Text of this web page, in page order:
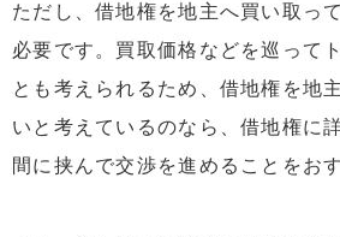
ただし、借地権を地主へ買い取っ
必要です。買取価格などを巡って
とも考えられるため、借地権を地
いと考えているのなら、借地権に
間に挟んで交渉を進めることをお